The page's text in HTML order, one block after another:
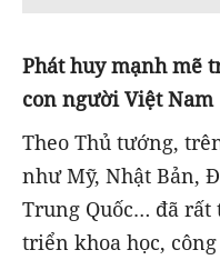
Phát huy mạnh mẽ
con người Việt Nam
Theo Thủ tướng,
như Mỹ, Nhật Bản,
Trung Quốc… đã rất
triển khoa học,